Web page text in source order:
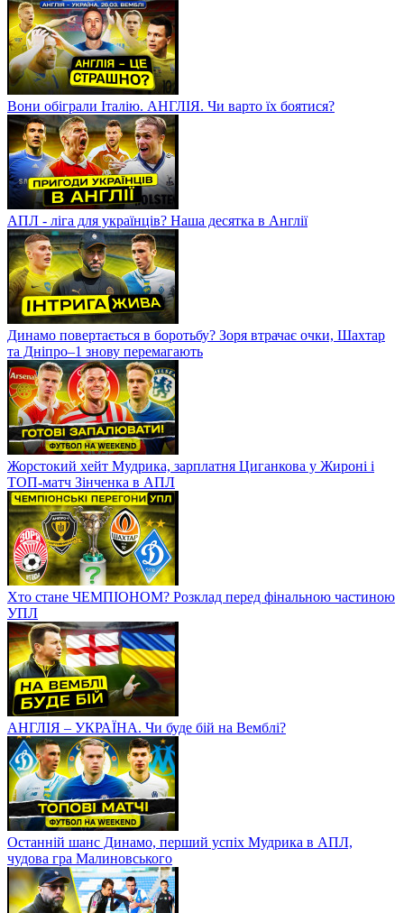
Вони обіграли Італію. АНГЛІЯ. Чи варто їх боятися?
АПЛ - ліга для українців? Наша десятка в Англії
Динамо повертається в боротьбу? Зоря втрачає очки, Шахтар
та Дніпро–1 знову перемагають
Жорстокий хейт Мудрика, зарплатня Циганкова у Жироні і
ТОП-матч Зінченка в АПЛ
Хто стане ЧЕМПІОНОМ? Розклад перед фінальною частиною
УПЛ
АНГЛІЯ – УКРАЇНА. Чи буде бій на Вемблі?
Останній шанс Динамо, перший успіх Мудрика в АПЛ,
чудова гра Малиновського